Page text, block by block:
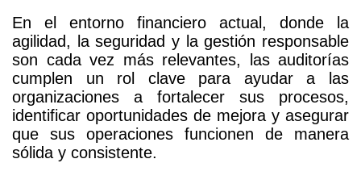
En el entorno financiero actual, donde la
agilidad, la seguridad y la gestión responsable
son cada vez más relevantes, las auditorías
cumplen un rol clave para ayudar a las
organizaciones a fortalecer sus procesos,
identificar oportunidades de mejora y asegurar
que sus operaciones funcionen de manera
sólida y consistente.